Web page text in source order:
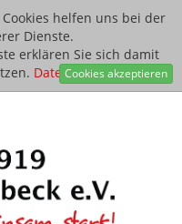
helfen uns bei der
Dienste.
erklären Sie sich damit
Datenschutzerklärung
Cookies akzeptieren